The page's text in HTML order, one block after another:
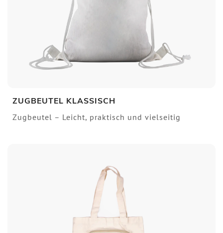
ZUGBEUTEL KLASSISCH
Zugbeutel – Leicht, praktisch und vielseitig